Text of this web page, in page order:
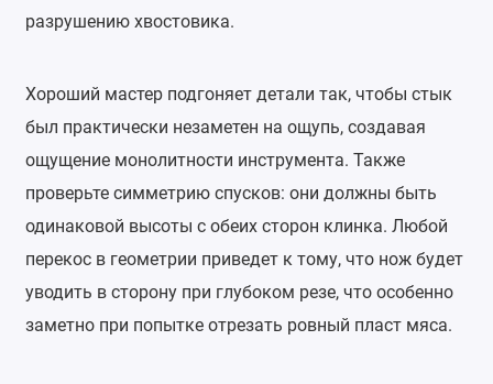
разрушению хвостовика.
Хороший мастер подгоняет детали так, чтобы стык
был практически незаметен на ощупь, создавая
ощущение монолитности инструмента. Также
проверьте симметрию спусков: они должны быть
одинаковой высоты с обеих сторон клинка. Любой
перекос в геометрии приведет к тому, что нож будет
уводить в сторону при глубоком резе, что особенно
заметно при попытке отрезать ровный пласт мяса.